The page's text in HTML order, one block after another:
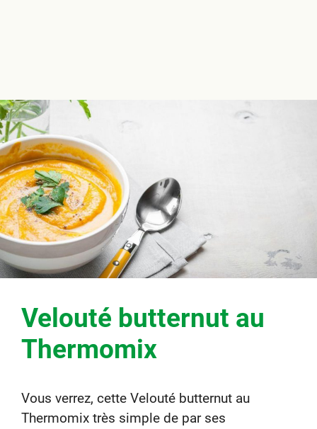
Velouté butternut au
Thermomix
Vous verrez, cette Velouté butternut au
Thermomix très simple de par ses